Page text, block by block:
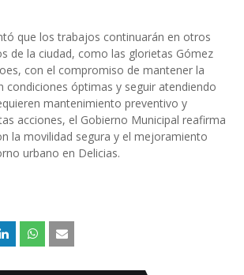
que los trabajos continuarán en otros
de la ciudad, como las glorietas Gómez
con el compromiso de mantener la
condiciones óptimas y seguir atendiendo
mantenimiento preventivo y
acciones, el Gobierno Municipal reafirma
la movilidad segura y el mejoramiento
urbano en Delicias.